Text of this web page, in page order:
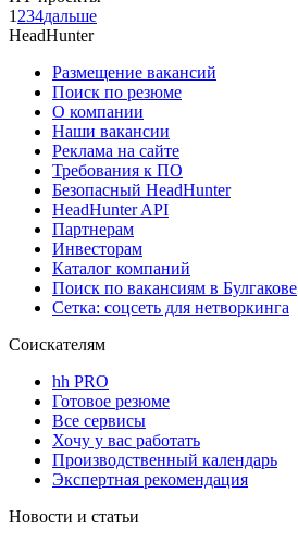
1 234дальше
HeadHunter
Размещение вакансий
Поиск по резюме
О компании
Наши вакансии
Реклама на сайте
Требования к ПО
Безопасный HeadHunter
HeadHunter API
Партнерам
Инвесторам
Каталог компаний
Поиск по вакансиям в Булгакове
Сетка: соцсеть для нетворкинга
Соискателям
hh PRO
Готовое резюме
Все сервисы
Хочу у вас работать
Производственный календарь
Экспертная рекомендация
Новости и статьи